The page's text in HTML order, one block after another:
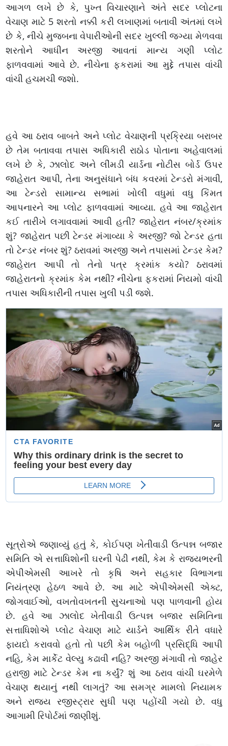
આગળ લખે છે કે, પુખ્ત વિચારણાને અંતે સદર પ્લોટના
વેચાણ માટે 5 શરતો નક્કી કરી લખાણમાં બતાવી અંતમાં લખે
છે કે, નીચે મુજબના વેપારીઓની સદર ખુલ્લી જગ્યા મેળવવા
શરતોને આધીન અરજી આવતાં માન્ય ગણી પ્લોટ
ફાળવવામાં આવે છે. નીચેના ફકરામાં આ મુદ્દે તપાસ વાંચી
વાંચી હચમચી જશો.
હવે આ ઠરાવ બાબતે અને પ્લોટ વેચાણની પ્રક્રિયા બરાબર
છે તેમ બતાવવા તપાસ અધિકારી રાઠોડ પોતાના અહેવાલમાં
લખે છે કે, ઝાલોદ અને લીંમડી યાર્ડના નોટીસ બોર્ડ ઉપર
જાહેરાત આપી, તેના અનુસંધાને બંધ કવરમાં ટેન્ડરો મંગાવી,
આ ટેન્ડરો સામાન્ય સભામાં ખોલી વધુમાં વધુ કિંમત
આપનારને આ પ્લોટ ફાળવવામાં આવ્યા. હવે આ જાહેરાત
કઈ તારીખે લગાવવામાં આવી હતી? જાહેરાત નંબર/ક્રમાંક
શું? જાહેરાત પછી ટેન્ડર મંગાવ્યા કે અરજી? જો ટેન્ડર હતા
તો ટેન્ડર નંબર શું? ઠરાવમાં અરજી અને તપાસમાં ટેન્ડર કેમ?
જાહેરાત આપી તો તેનો પત્ર ક્રમાંક કયો? ઠરાવમાં
જાહેરાતનો ક્રમાંક કેમ નથી? નીચેના ફકરામાં નિયમો વાંચી
તપાસ અધિકારીની તપાસ ખુલી પડી જશે.
સૂત્રોએ જણાવ્યું હતું કે, કોઈપણ ખેતીવાડી ઉત્પન્ન બજાર
સમિતિ એ સત્તાધિશોની ઘરની પેઢી નથી, કેમ કે રાજ્યભરની
એપીએમસી આખરે તો કૃષિ અને સહકાર વિભાગના
નિયંત્રણ હેઠળ આવે છે. આ માટે એપીએમસી એક્ટ,
જોગવાઈઓ, વખતોવખતની સુચનાઓ પણ પાળવાની હોય
છે. હવે આ ઝાલોદ ખેતીવાડી ઉત્પન્ન બજાર સમિતિના
સત્તાધિશોએ પ્લોટ વેચાણ માટે યાર્ડને આર્થિક રીતે વધારે
ફાયદો કરાવવો હતો તો પછી કેમ બહોળી પ્રસિદ્ધિ આપી
નહિ, કેમ માર્કેટ વેલ્યુ કઢાવી નહિ? અરજી મંગાવી તો જાહેર
હરાજી માટે ટેન્ડર કેમ ના કર્યું? શું આ ઠરાવ વાંચી ઘરમેળે
વેચાણ થયાનું નથી લાગતું? આ સમગ્ર મામલો નિયામક
અને રાજ્ય રજીસ્ટ્રાર સુધી પણ પહોંચી ગયો છે. વધુ
આગામી રિપોર્ટમાં જાણીશું.